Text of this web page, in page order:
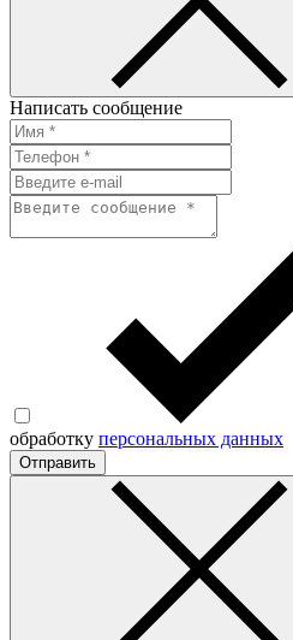
Написать сообщение
обработку персональных данных
Отправить